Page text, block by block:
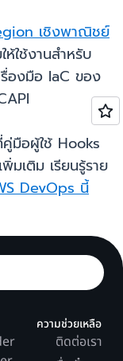
เชิงพาณิชย์
ใช้งานสำหรับ
องมือ IaC ของ
มือผู้ใช้ Hooks
มเติม เรียนรู้ราย
DevOps นี้
ความช่วยเหลือ
ติดต่อเรา